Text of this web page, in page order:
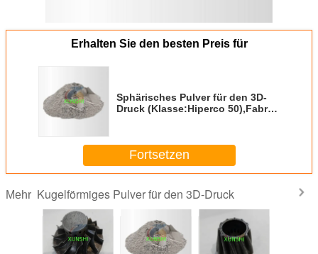
Erhalten Sie den besten Preis für
Sphärisches Pulver für den 3D-
Druck (Klasse:Hiperco 50),Fabrik-
Fortsetzen
Mehr Kugelförmiges Pulver für den 3D-Druck